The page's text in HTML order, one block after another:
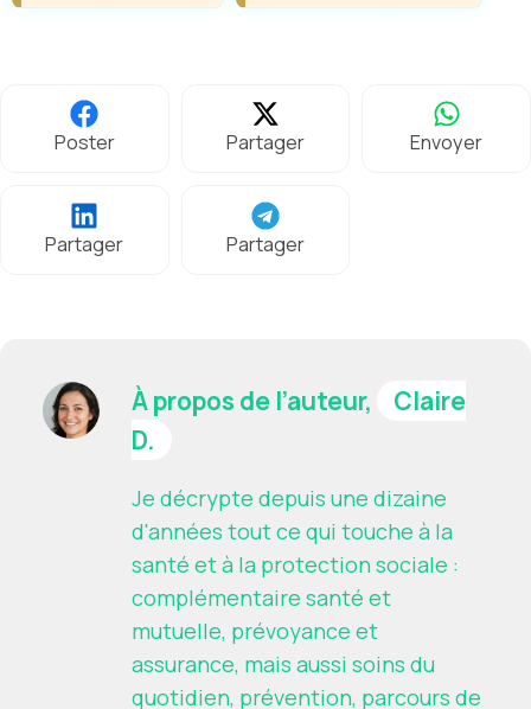
Poster Partager Envoyer
Partager Partager
À propos de l’auteur,
Claire
D.
Je décrypte depuis une dizaine
d'années tout ce qui touche à la
santé et à la protection sociale :
complémentaire santé et
mutuelle, prévoyance et
assurance, mais aussi soins du
quotidien, prévention, parcours de